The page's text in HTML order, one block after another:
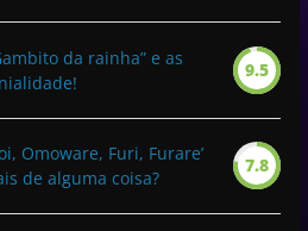
da rainha” e as
9.5
Omoware, Furi, Furare’
de alguma coisa?
7.8